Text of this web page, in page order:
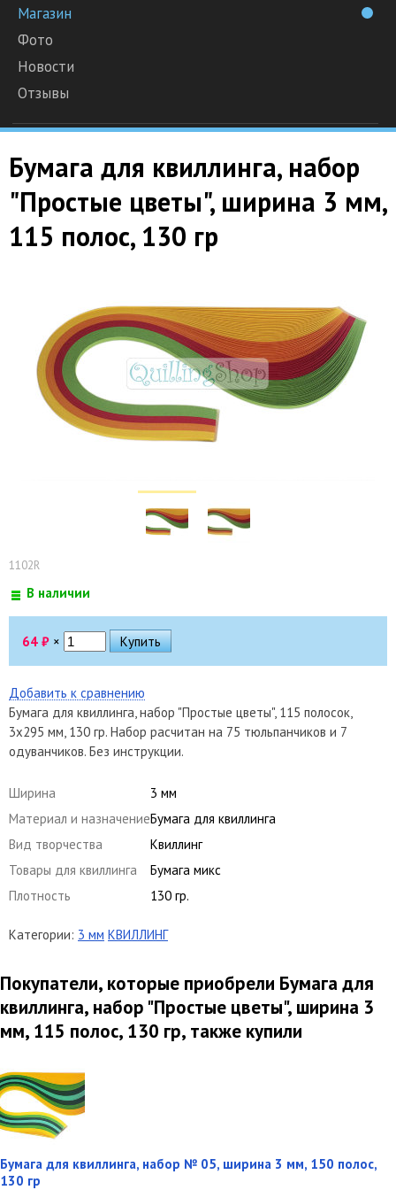
Магазин
Фото
Новости
Отзывы
Бумага для квиллинга, набор
"Простые цветы", ширина 3 мм,
115 полос, 130 гр
1102R
В наличии
64 ₽ ×
Добавить к сравнению
Бумага для квиллинга, набор "Простые цветы", 115 полосок,
3х295 мм, 130 гр. Набор расчитан на 75 тюльпанчиков и 7
одуванчиков. Без инструкции.
Ширина
3 мм
Материал и назначениеБумага для квиллинга
Вид творчества
Квиллинг
Товары для квиллинга
Бумага микс
Плотность
130 гр.
Категории: 3 мм КВИЛЛИНГ
Покупатели, которые приобрели Бумага для
квиллинга, набор "Простые цветы", ширина 3
мм, 115 полос, 130 гр, также купили
Бумага для квиллинга, набор № 05, ширина 3 мм, 150 полос,
130 гр